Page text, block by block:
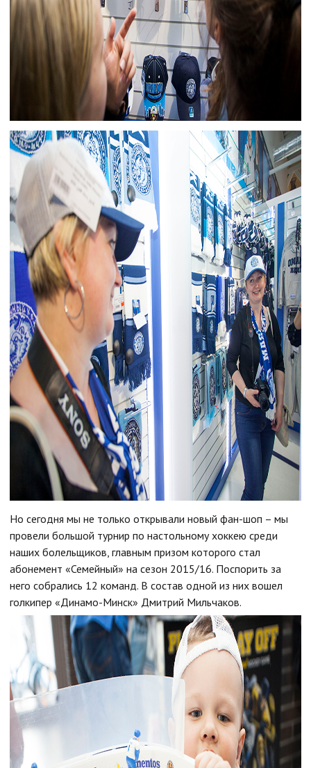
Но сегодня мы не только открывали новый фан-шоп – мы
провели большой турнир по настольному хоккею среди
наших болельщиков, главным призом которого стал
абонемент «Семейный» на сезон 2015/16. Поспорить за
него собрались 12 команд. В состав одной из них вошел
голкипер «Динамо-Минск» Дмитрий Мильчаков.